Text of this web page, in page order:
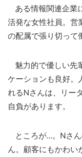
ある情報関連企業
活発な女性社員。営
の配属で張り切って
魅力的で優しい先
ケーションも良好。
れるNさんは、リー
自負があります。
ところが...。Nさ
ん。顧客にもかわい